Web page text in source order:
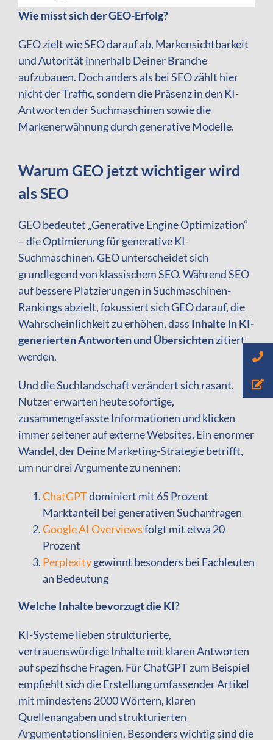
Wie misst sich der GEO-Erfolg?
GEO zielt wie SEO darauf ab, Markensichtbarkeit
und Autorität innerhalb Deiner Branche
aufzubauen. Doch anders als bei SEO zählt hier
nicht der Traffic, sondern die Präsenz in den KI-
Antworten der Suchmaschinen sowie die
Markenerwähnung durch generative Modelle.
Warum GEO jetzt wichtiger wird
als SEO
GEO bedeutet „Generative Engine Optimization“
– die Optimierung für generative KI-
Suchmaschinen.GEO unterscheidet sich
grundlegend von klassischem SEO. Während SEO
auf bessere Platzierungen in Suchmaschinen-
Rankings abzielt, fokussiert sich GEO darauf, die
Wahrscheinlichkeit zu erhöhen, dass Inhalte in KI-
generierten Antworten und Übersichtenzitiert
werden.
Und die Suchlandschaft verändert sich rasant.
Nutzer erwarten heute sofortige,
zusammengefasste Informationen und klicken
immer seltener auf externe Websites. Ein enormer
Wandel, der Deine Marketing-Strategie betrifft,
um nur drei Argumente zu nennen:
ChatGPTdominiert mit 65 Prozent
Marktanteil bei generativen Suchanfragen
Google AI Overviewsfolgt mit etwa 20
Prozent
Perplexitygewinnt besonders bei Fachleuten
an Bedeutung
Welche Inhalte bevorzugt die KI?
KI-Systeme lieben strukturierte,
vertrauenswürdige Inhalte mit klaren Antworten
auf spezifische Fragen. Für ChatGPT zum Beispiel
empfiehlt sich die Erstellung umfassender Artikel
mit mindestens 2000 Wörtern, klaren
Quellenangaben und strukturierten
Argumentationslinien. Besonders wichtig sind die